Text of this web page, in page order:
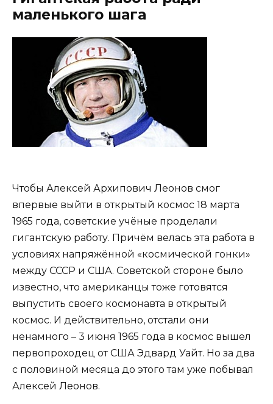
маленького шага
Чтобы Алексей Архипович Леонов смог
впервые выйти в открытый космос 18 марта
1965 года, советские учёные проделали
гигантскую работу. Причём велась эта работа в
условиях напряжённой «космической гонки»
между СССР и США. Советской стороне было
известно, что американцы тоже готовятся
выпустить своего космонавта в открытый
космос. И действительно, отстали они
ненамного – 3 июня 1965 года в космос вышел
первопроходец от США Эдвард Уайт. Но за два
с половиной месяца до этого там уже побывал
Алексей Леонов.